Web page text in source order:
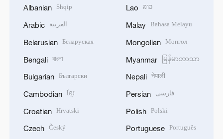
Albanian Shqip
Arabic العربية
Belarusian Беларуская
Bengali বাংলা
Bulgarian Български
Cambodian ខ្មែរ
Croatian Hrvatski
Czech Český
Lao ລາວ
Malay Bahasa Melayu
Mongolian Монгол
Myanmar မြန်မာဘာသာ
Nepali नेपाली
Persian فارسی
Polish Polski
Portuguese Português